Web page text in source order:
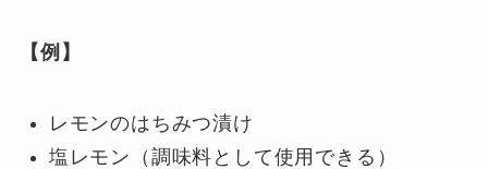
【例】
レモンのはちみつ漬け
塩レモン（調味料として使用できる）